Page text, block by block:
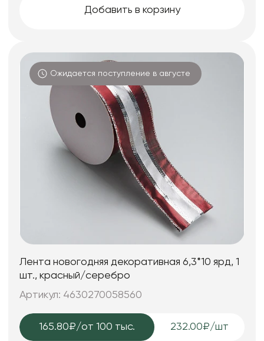
Добавить в корзину
Ожидается поступление в августе
Лента новогодняя декоративная 6,3*10 ярд, 1
шт., красный/серебро
Артикул: 4630270058560
165.80₽/от 100 тыс. 232.00₽/шт